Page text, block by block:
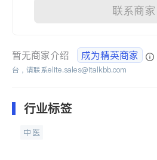
联系商家
暂无商家介绍 成为精英商家
台，请联系elite.sales@italkbb.com
行业标签
中医